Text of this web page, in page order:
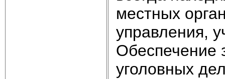
местных
управления,
Обеспечение
уголовных